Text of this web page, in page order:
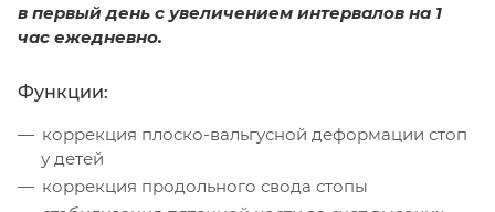
в первый день с увеличением интервалов на 1
час ежедневно.
Функции:
коррекция плоско-вальгусной деформации стоп
у детей
коррекция продольного свода стопы